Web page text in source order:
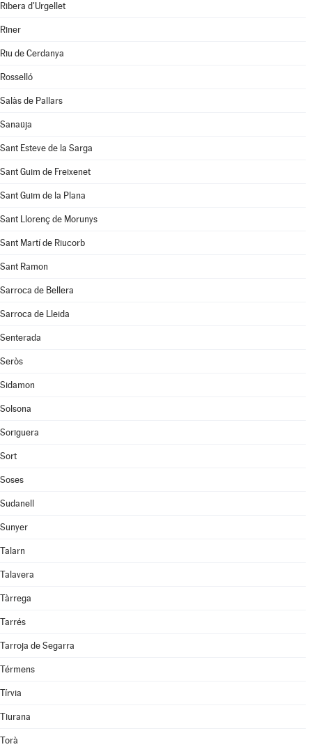
Ribera d'Urgellet
Riner
Riu de Cerdanya
Rosselló
Salàs de Pallars
Sanaüja
Sant Esteve de la Sarga
Sant Guim de Freixenet
Sant Guim de la Plana
Sant Llorenç de Morunys
Sant Martí de Riucorb
Sant Ramon
Sarroca de Bellera
Sarroca de Lleida
Senterada
Seròs
Sidamon
Solsona
Soriguera
Sort
Soses
Sudanell
Sunyer
Talarn
Talavera
Tàrrega
Tarrés
Tarroja de Segarra
Térmens
Tírvia
Tiurana
Torà